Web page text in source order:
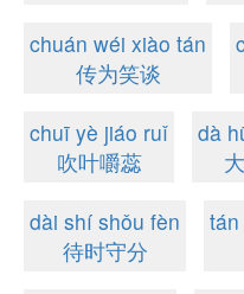
chuán wéi xiào tán
传为笑谈
chuī yè jiáo ruǐ
吹叶嚼蕊
dà
dài shí shǒu fèn
待时守分